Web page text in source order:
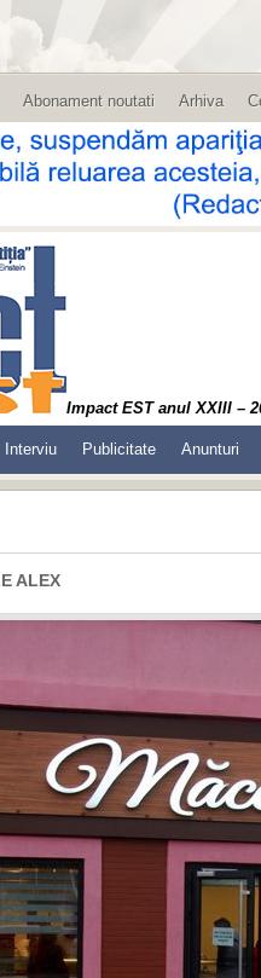
Abonament noutati Arhiva
Impact EST anul XXIII –
Interviu Publicitate Anunturi
ALEX